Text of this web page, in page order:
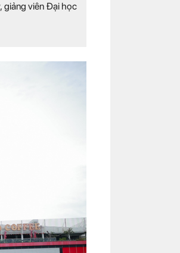
giảng viên Đại học